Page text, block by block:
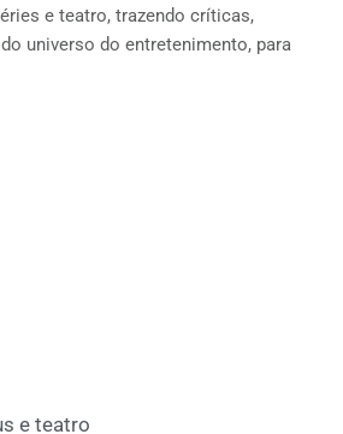
e teatro, trazendo críticas,
universo do entretenimento, para
e teatro